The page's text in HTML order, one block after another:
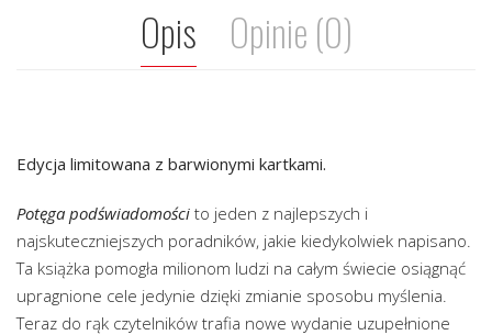
Opis Opinie (0)
Edycja limitowana z barwionymi kartkami.
Potęga podświadomości to jeden z najlepszych i
najskuteczniejszych poradników, jakie kiedykolwiek napisano.
Ta książka pomogła milionom ludzi na całym świecie osiągnąć
upragnione cele jedynie dzięki zmianie sposobu myślenia.
Teraz do rąk czytelników trafia nowe wydanie uzupełnione